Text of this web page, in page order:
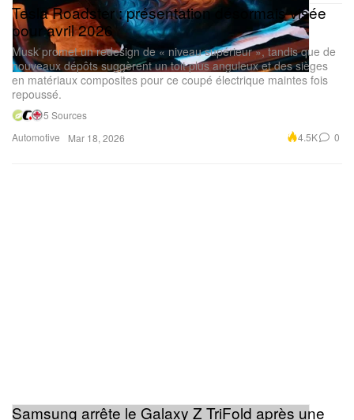
Automotive
Tesla Roadster : présentation désormais visée
pour avril 2026
Musk promet un redesign de « niveau supérieur », tandis que de
nouveaux dépôts suggèrent un toit plus anguleux et des sièges
en matériaux composites pour ce coupé électrique maintes fois
repoussé.
5 Sources
Mar 18, 2026
4.5K 0
Samsung arrête le Galaxy Z TriFold après une